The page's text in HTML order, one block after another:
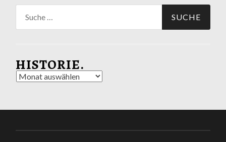
nach:
HISTORIE.
Historie.